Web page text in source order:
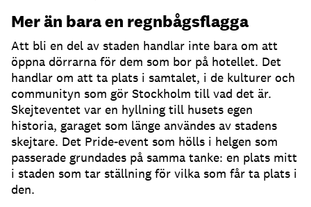
Mer än bara en regnbågsflagga
Att bli en del av staden handlar inte bara om att
öppna dörrarna för dem som bor på hotellet. Det
handlar om att ta plats i samtalet, i de kulturer och
communityn som gör Stockholm till vad det är.
Skejteventet var en hyllning till husets egen
historia, garaget som länge användes av stadens
skejtare. Det Pride-event som hölls i helgen som
passerade grundades på samma tanke: en plats mitt
i staden som tar ställning för vilka som får ta plats i
den.